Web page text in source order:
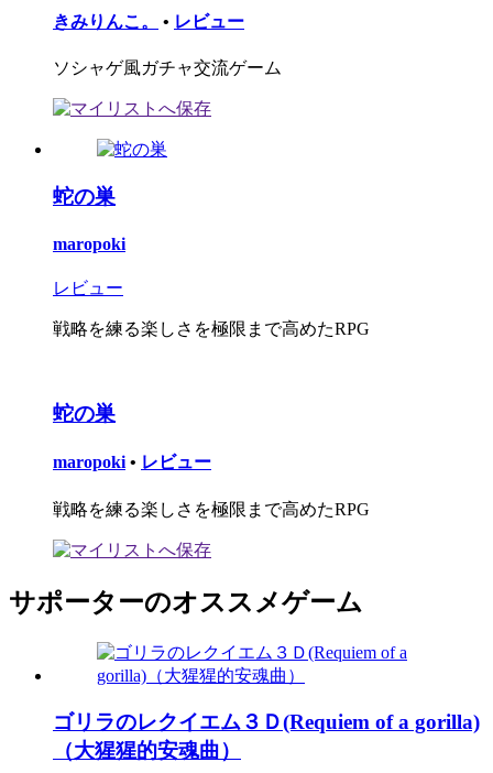
きみりんこ。 • レビュー
ソシャゲ風ガチャ交流ゲーム
蛇の巣
maropoki
レビュー
戦略を練る楽しさを極限まで高めたRPG
蛇の巣
maropoki • レビュー
戦略を練る楽しさを極限まで高めたRPG
サポーターのオススメゲーム
ゴリラのレクイエム３Ｄ(Requiem of a gorilla)
（大猩猩的安魂曲）